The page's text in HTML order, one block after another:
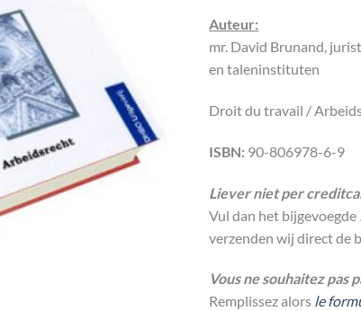
Auteur:
mr. David Brunand,
en taleninstituten
Droit du travail /
ISBN: 90-806978-6-9
Liever niet per
Vul dan het bijgevoegde
verzenden wij direct de
Vous ne souhaitez
Remplissez alors le